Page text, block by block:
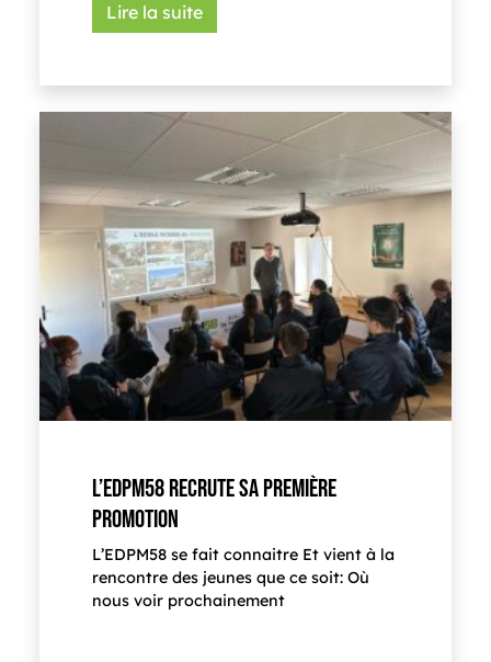
Lire la suite
L’EDPM58 RECRUTE SA PREMIÈRE
PROMOTION
L’EDPM58 se fait connaitre Et vient à la
rencontre des jeunes que ce soit: Où
nous voir prochainement